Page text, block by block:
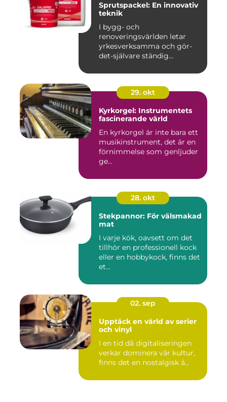
Sprutspackel: En innovativ
teknik
I bygg- och
renoveringsvärlden letar
yrkesverksamma och gör-
det-självare ständig...
29. okt
Kyrkorgel: Instrumentets
fascinerande värld
En kyrkorgel är inte bara ett
musikinstrument, det är en
förnimmelse som genljuder
ge...
28. okt
Stekpannor: För välsmakad
mat
I varje kök, oavsett om det
tillhör en professionell kock
eller en hobbykock, finns det
et...
02. sep
Upptäck en värld av serier
och vinyl
I en tid då digitaliseringen
verkar dominera vår kultur,
finns det en nostalgisk å...